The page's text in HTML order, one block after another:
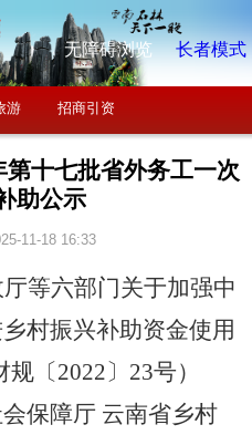
无障碍浏览 长者模式
游 招商引资
十七批省外务工一次
助公示
11-18 16:33
等六部门关于加强中
村振兴补助资金使用
规〔2022〕 23号）
会保障厅 云南省乡村